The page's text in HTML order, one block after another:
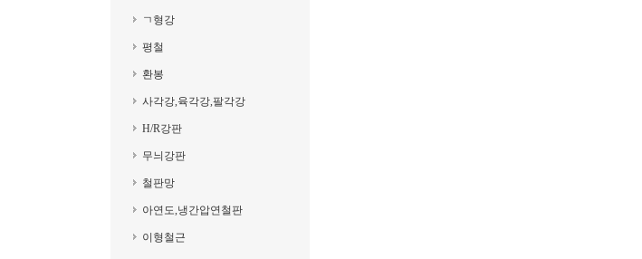
ㄱ형강
평철
환봉
사각강,육각강,팔각강
H/R강판
무늬강판
철판망
아연도,냉간압연철판
이형철근